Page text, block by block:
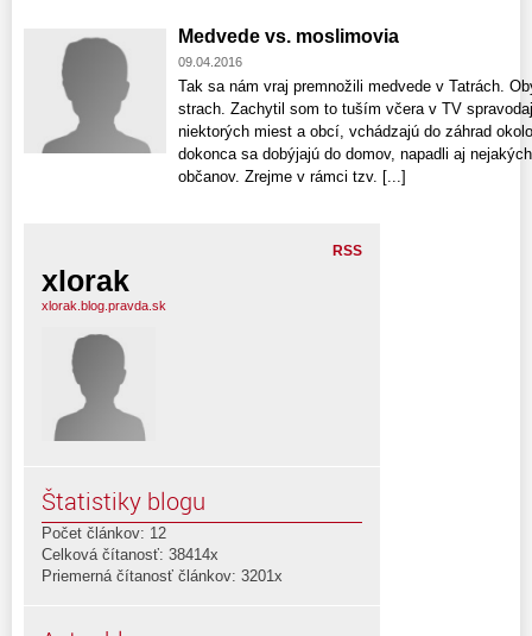
Medvede vs. moslimovia
09.04.2016
Tak sa nám vraj premnožili medvede v Tatrách.
strach. Zachytil som to tuším včera v TV
niektorých miest a obcí, vchádzajú do záhrad
dokonca sa dobýjajú do domov, napadli aj
občanov. Zrejme v rámci tzv. [...]
RSS
xlorak
xlorak.blog.pravda.sk
Štatistiky blogu
Počet článkov: 12
Celková čítanosť: 38414x
Priemerná čítanosť článkov: 3201x